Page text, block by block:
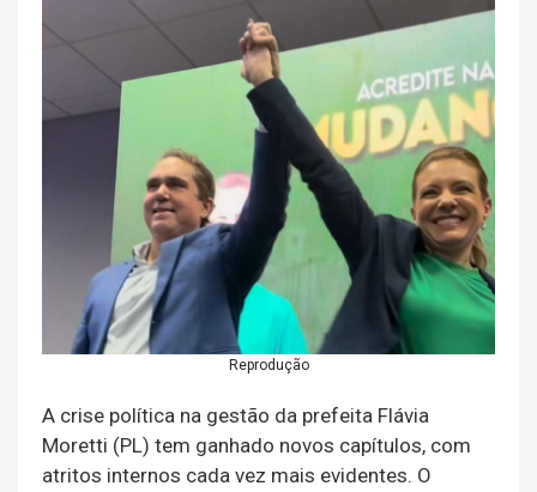
Reprodução
A crise política na gestão da prefeita Flávia
Moretti (PL) tem ganhado novos capítulos, com
atritos internos cada vez mais evidentes. O